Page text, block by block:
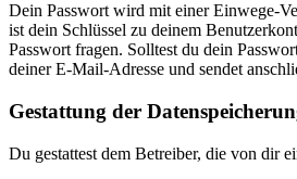
Dein Passwort wird mit einer Einwege-
ist dein Schlüssel zu deinem
Passwort fragen. Solltest du dein
deiner E-Mail-Adresse und sendet
Gestattung der
Du gestattest dem Betreiber, die von dir